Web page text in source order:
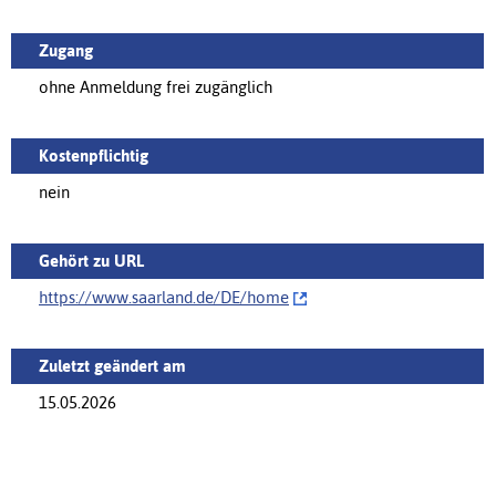
Zugang
ohne Anmeldung frei zugänglich
Kostenpflichtig
nein
Gehört zu URL
https://www.saarland.de/DE/‌home
Zuletzt geändert am
15.05.2026